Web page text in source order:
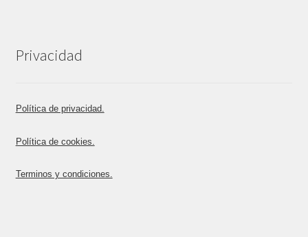
Privacidad
Política de privacidad.
Política de cookies.
Terminos y condiciones.